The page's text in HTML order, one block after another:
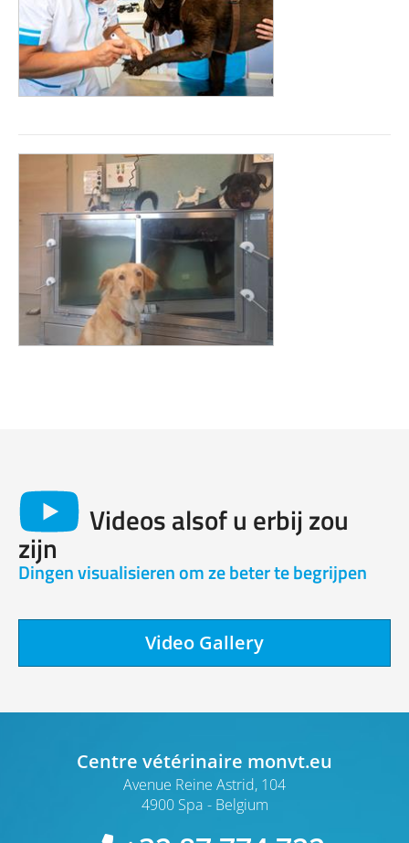
Videos alsof u erbij zou
zijn
Dingen visualisieren om ze beter te begrijpen
Video Gallery
Centre vétérinaire monvt.eu
Avenue Reine Astrid, 104
4900 Spa
Belgium